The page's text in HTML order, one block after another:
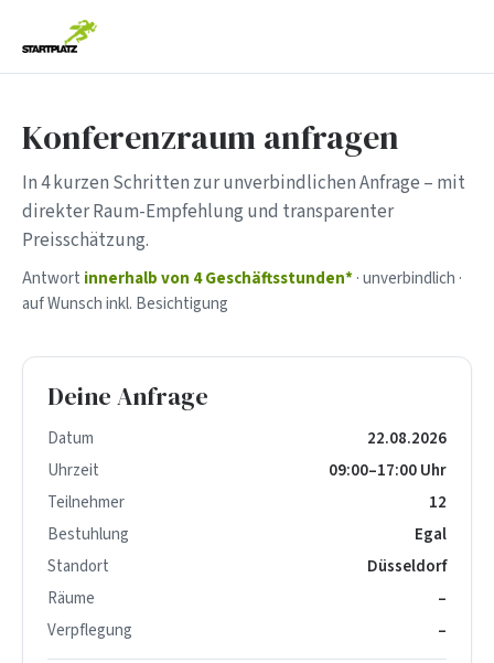
Konferenzraum anfragen
In 4 kurzen Schritten zur unverbindlichen Anfrage – mit
direkter Raum-Empfehlung und transparenter
Preisschätzung.
Antwort innerhalb von 4 Geschäftsstunden*· unverbindlich ·
auf Wunsch inkl. Besichtigung
Deine Anfrage
Datum
22.08.2026
Uhrzeit
09:00–17:00 Uhr
Teilnehmer
12
Bestuhlung
Egal
Standort
Düsseldorf
Räume
–
Verpflegung
–